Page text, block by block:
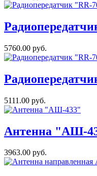
5760.00 руб.
5111.00 руб.
Антенна "АШ-
3963.00 руб.